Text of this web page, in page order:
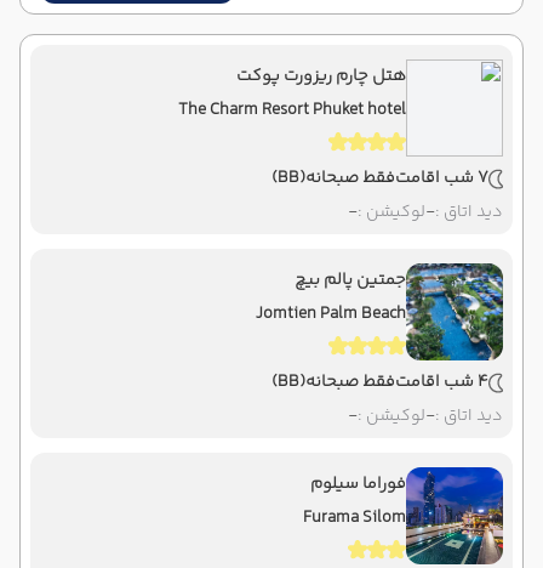
هتل چارم ریزورت پوکت
The Charm Resort Phuket hotel
7 شب اقامت فقط صبحانه(BB)
دید اتاق :-لوکیشن :-
جمتین پالم بیچ
Jomtien Palm Beach
4 شب اقامت فقط صبحانه(BB)
دید اتاق :-لوکیشن :-
فوراما سیلوم
Furama Silom